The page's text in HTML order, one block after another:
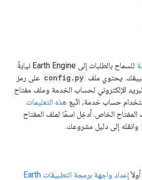
للسماح بالطلبات إلى Earth Engine نيابةً
يحتوي ملف config.py على رمز
الإلكتروني لحساب الخدمة وملف مفتاح
حساب خدمة، اتّبِع هذه التعليمات
الخاص. أدخِل اسمًا لملف المفتاح
وانقله إلى دليل مشروعك.
إعداد واجهة برمجة التطبيقات Earth